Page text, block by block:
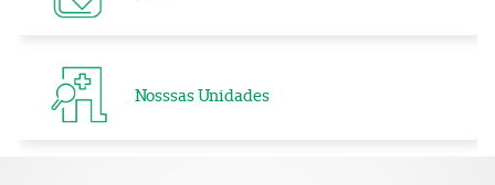
Nosssas Unidades